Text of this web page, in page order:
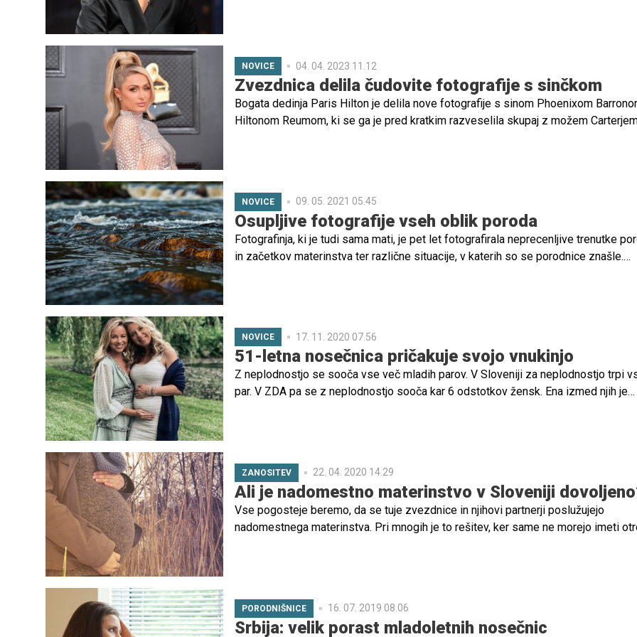
NOVICE 04. 04. 2023 11.12
Zvezdnica delila čudovite fotografije s sinčkom
Bogata dedinja Paris Hilton je delila nove fotografije s sinom Phoenixom
Hiltonom Reumom, ki se ga je pred kratkim razveselila skupaj z možem
NOVICE 09. 05. 2021 05.45
Osupljive fotografije vseh oblik poroda
Fotografinja, ki je tudi sama mati, je pet let fotografirala neprecenljive trenutke
in začetkov materinstva ter različne situacije, v katerih so se porodnice znašle.
NOVICE 17. 11. 2020 07.56
51-letna nosečnica pričakuje svojo vnukinjo
Z neplodnostjo se sooča vse več mladih parov. V Sloveniji za neplodnostjo trpi
par. V ZDA pa se z neplodnostjo sooča kar 6 odstotkov žensk. Ena izmed njih je
ZANOSITEV 22. 04. 2020 14.29
Ali je nadomestno materinstvo v Sloveniji
Vse pogosteje beremo, da se tuje zvezdnice in njihovi partnerji poslužujejo
nadomestnega materinstva. Pri mnogih je to rešitev, ker same ne morejo imeti
PORODNIŠNICE 16. 07. 2019 08.06
Srbija: velik porast mladoletnih nosečnic